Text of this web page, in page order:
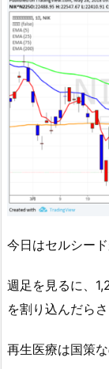
今日はセルシー
週足を見るに、
を割り込んだら
再生医療は国策